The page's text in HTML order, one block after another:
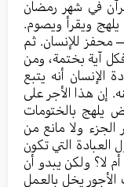
في شهر رمضان
يلهج ويقرأ ويصوم.
محفز للإنسان. ثم
آية بختمة، ومن
الإنسان أنه يتبع
إن هذا الأجر على
يلهج بالختومات
ولا مانع من
التي تكون
لا؟ ولكن يبدو أن
الأجور يخل بالعمل